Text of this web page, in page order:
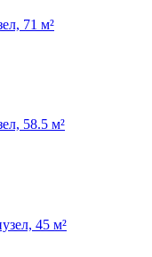
71 м²
58.5 м²
45 м²